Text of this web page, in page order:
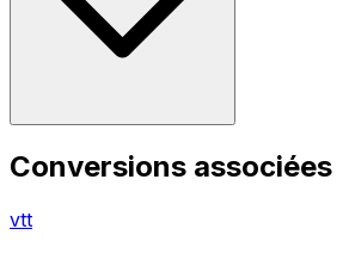
Conversions associées
vtt